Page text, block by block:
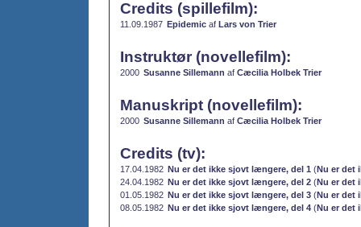
Credits (spillefilm):
11.09.1987 Epidemic af Lars von Trier
Instruktør (novellefilm):
2000 Susanne Sillemann af Cæcilia Holbek Trier
Manuskript (novellefilm):
2000 Susanne Sillemann af Cæcilia Holbek Trier
Credits (tv):
17.04.1982 Nu er det ikke sjovt længere, del 1 (Nu er det
24.04.1982 Nu er det ikke sjovt længere, del 2 (Nu er det
01.05.1982 Nu er det ikke sjovt længere, del 3 (Nu er det
08.05.1982 Nu er det ikke sjovt længere, del 4 (Nu er det